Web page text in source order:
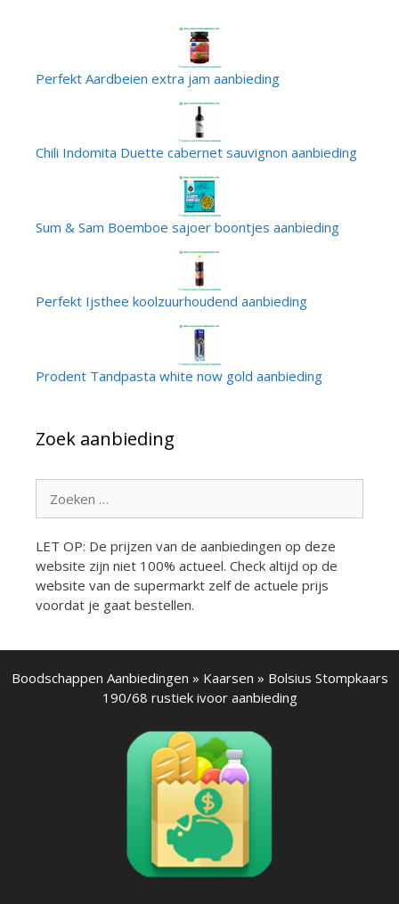
Perfekt Aardbeien extra jam aanbieding
Chili Indomita Duette cabernet sauvignon aanbieding
Sum & Sam Boemboe sajoer boontjes aanbieding
Perfekt Ijsthee koolzuurhoudend aanbieding
Prodent Tandpasta white now gold aanbieding
Zoek aanbieding
naar:
LET OP: De prijzen van de aanbiedingen op deze
website zijn niet 100% actueel. Check altijd op de
website van de supermarkt zelf de actuele prijs
voordat je gaat bestellen.
Boodschappen Aanbiedingen » Kaarsen » Bolsius Stompkaars
190/68 rustiek ivoor aanbieding